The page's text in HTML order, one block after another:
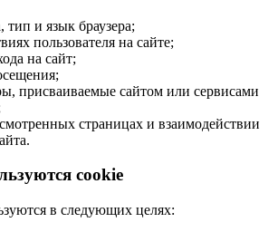
тип и язык браузера;
пользователя на сайте;
на сайт;
присваиваемые сайтом или сервисами
страницах и взаимодействии
cookie
в следующих целях: